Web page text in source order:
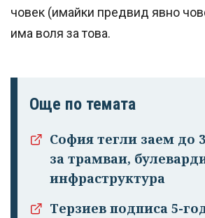
човек (имайки предвид явно
има воля за това.
Още по темата
София тегли заем до
за трамваи,
инфраструктура
Терзиев подписа 5-